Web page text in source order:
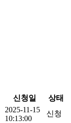
신청일
상태
2025-11-15
10:13:00
신청